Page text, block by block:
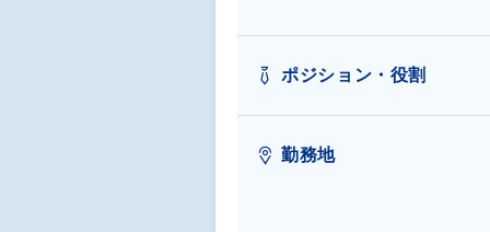
ポジション・役割
勤務地